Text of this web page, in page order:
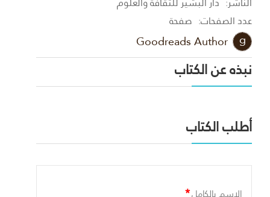
عدد الصفحات: صفحة
Goodreads Author
نبذه عن الكتاب
أطلب الكتاب
*